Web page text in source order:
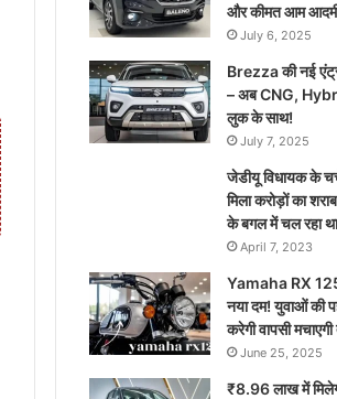
और कीमत आम
July 6, 2025
Brezza की नई
– अब CNG,
लुक के साथ!
July 7, 2025
जेडीयू विधायक के
मिला करोड़ों का
के बगल में चल रहा था
April 7, 2023
Yamaha RX
नया दम! युवाओं की
करेगी वापसी
June 25, 2025
₹8.96 लाख में